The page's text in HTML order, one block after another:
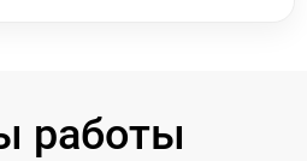
работы